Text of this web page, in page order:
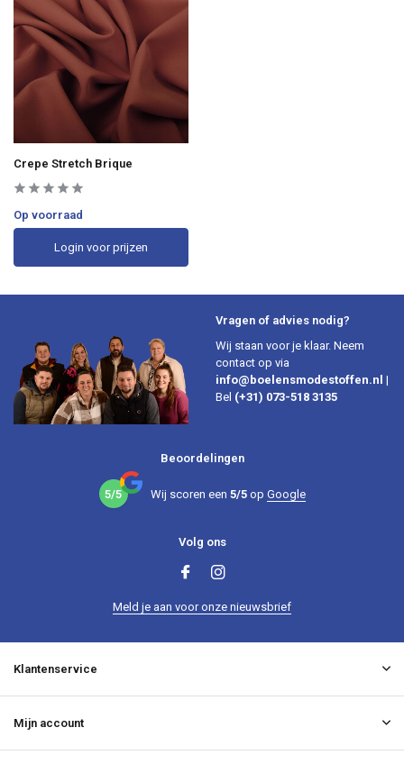
Crepe Stretch Brique
Op voorraad
Login voor prijzen
Vragen of advies nodig?
Wij staan voor je klaar. Neem
contact op via
info@boelensmodestoffen.nl |
Bel (+31) 073-518 3135
Beoordelingen
5/5 Wij scoren een 5/5op Google
Volg ons
Meld je aan voor onze nieuwsbrief
Klantenservice
Mijn account